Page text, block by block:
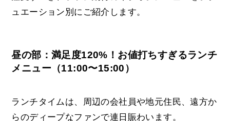
ュエーション別にご紹介します。
昼の部：満足度120%！お値打ちすぎるランチ
メニュー（11:00〜15:00）
ランチタイムは、周辺の会社員や地元住民、遠方か
らのディープなファンで連日賑わいます。